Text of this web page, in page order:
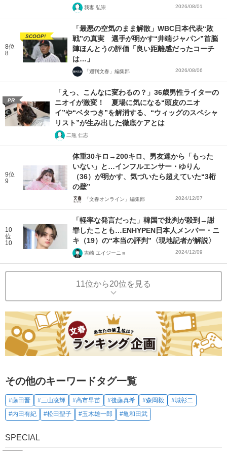
我妻 弘崇 2026/08/01
8位
8
SCOOP!
「最悪の空気のまま解散」WBC日本代表“敗
戦”の真実 選手が明かす“井端ジャパン”首脳
陣ほんとうの評価「良い距離感だったコーチ
は…」
「週刊文春」編集部 2026/08/06
PR
「えっ、こんなに変わるの？」36歳男性ライターの
ニオイが激変！ 夏場に気になる“頭皮のニオ
イ”や“ベタつき”を解消する、“ウィッグのスペシャ
リスト”が生み出した徹底ケアとは
二瓶 仁志
9位
9
体重30キロ→200キロ、男友達から「もった
いない」と…インフルエンサー・ゆりん
（36）が明かす、気づいたら超えていた“3桁
の壁”
「文春オンライン」編集部 2024/12/07
10
位
10
「軽率な発言だった」韓国で批判が殺到→謝
罪したことも…ENHYPEN日本人メンバー・ニ
キ（19）の“本当の評判”〈現地記者が解説〉
吉崎 エイジーニョ 2024/12/09
11位から20位を見る
その他のキーワードタグ一覧
#藤田晋 #三山凌輝 #高市早苗 #後藤真希 #森岡毅
#城彰二
#内田有紀
#松田聖子 #玉木雄一郎 #亀和田武
SPECIAL